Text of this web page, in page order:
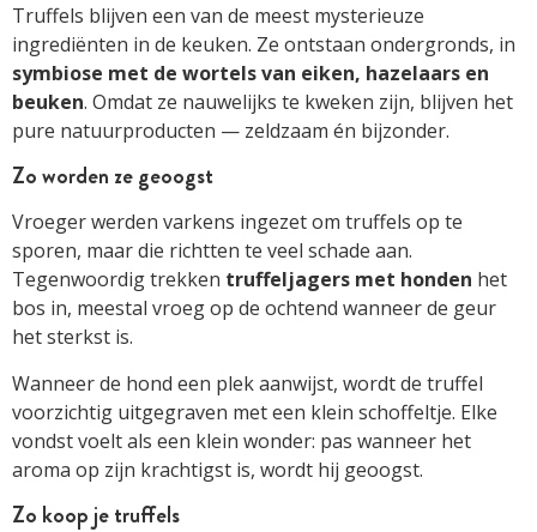
Truffels blijven een van de meest mysterieuze
ingrediënten in de keuken. Ze ontstaan ondergronds, in
symbiose met de wortels van eiken, hazelaars en
beuken. Omdat ze nauwelijks te kweken zijn, blijven het
pure natuurproducten — zeldzaam én bijzonder.
Zo worden ze geoogst
Vroeger werden varkens ingezet om truffels op te
sporen, maar die richtten te veel schade aan.
Tegenwoordig trekken truffeljagers met honden het
bos in, meestal vroeg op de ochtend wanneer de geur
het sterkst is.
Wanneer de hond een plek aanwijst, wordt de truffel
voorzichtig uitgegraven met een klein schoffeltje. Elke
vondst voelt als een klein wonder: pas wanneer het
aroma op zijn krachtigst is, wordt hij geoogst.
Zo koop je truffels